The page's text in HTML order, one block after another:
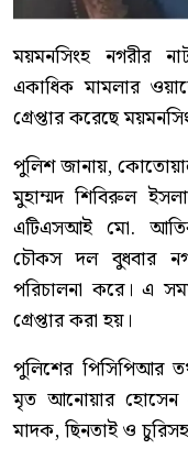
ময়মনসিংহ নগরীর
একাধিক মামলার
গ্রেপ্তার করেছে
পুলিশ জানায়,
মুহাম্মদ শিবিরুল
এটিএসআই মো.
চৌকস দল বুধবার
পরিচালনা করে। এ
গ্রেপ্তার করা হয়।
পুলিশের পিসিপিআর
মৃত আনোয়ার হোসেন
মাদক, ছিনতাই ও